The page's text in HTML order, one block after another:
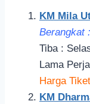
KM Mila
Berangkat
Tiba :
Lama
Harga
KM